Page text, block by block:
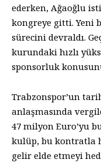
ederken, Ağaoğlu
kongreye gitti. Yeni
sürecini devraldı.
kurundaki hızlı
sponsorluk
Trabzonspor’un
anlaşmasında
47 milyon Euro’yu
kulüp, bu kontratla
gelir elde etmeyi